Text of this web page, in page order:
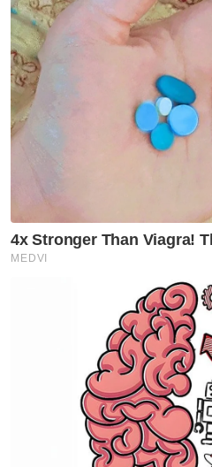
Daripada jumlah
RON95 diunjurkan
manakala subsidi diesel
bilion sebulan.
"Kerajaan Madani akan
kebajikan rakyat dan
sektor tertentu
dan subsidi bersasar,
perbelanjaan fiskal
keadaan pasaran
menentu," katanya.
Artikel Berkaitan:
Harga minyak turun, siapa
[INFOGRAFIK] Harga
Harga diesel di
Kenyataan itu
bahan api negara kekal